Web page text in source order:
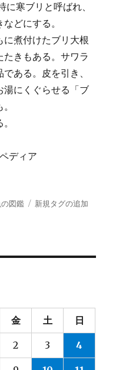
寒ブリと呼ばれ、
どにする。
に煮付けたブリ大根
きもある。サワラ
ある。皮を引き、
湯にくぐらせる「ブ
ディア
図鑑
タ
新規タグの追加
金 土 日
2 3 4